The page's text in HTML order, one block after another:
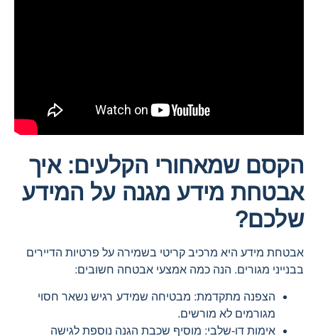
הקסם שמאחורי הקלעים: איך
אבטחת מידע מגנה על המידע
שלכם?
אבטחת מידע היא מרכיב קריטי בשמירה על פרטיות הדיירים
בבנייני מגורים. הנה כמה אמצעי אבטחה חשובים:
הצפנה מתקדמת: מבטיחה שמידע רגיש נשאר חסוי
מגורמים לא מורשים.
אימות דו-שלבי: מוסיף שכבת הגנה נוספת לגישה